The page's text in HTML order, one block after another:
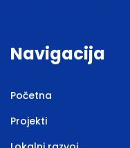
Navigacija
Početna
Projekti